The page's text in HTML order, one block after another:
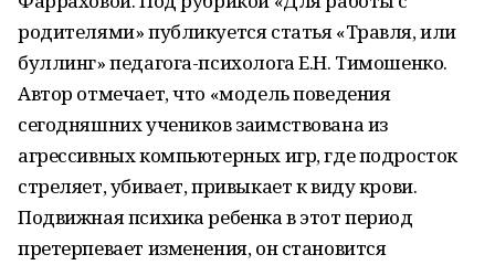
родителями» публикуется статья «Травля, или
буллинг» педагога-психолога Е.Н. Тимошенко.
Автор отмечает, что «модель поведения
сегодняшних учеников заимствована из
агрессивных компьютерных игр, где подросток
стреляет, убивает, привыкает к виду крови.
Подвижная психика ребенка в этот период
претерпевает изменения, он становится